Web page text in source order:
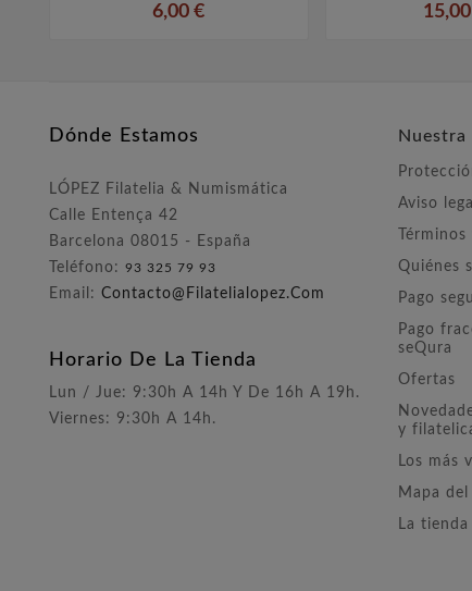
6,00 €
Dónde Estamos
LÓPEZ Filatelia & Numismática
Calle Entença 42
Barcelona 08015 - España
Teléfono: 93 325 79 93
Email: Contacto@filatelialopez.com
Horario De La Tienda
Lun / Jue: 9:30h A 14h Y De 16h A 19h.
Viernes: 9:30h A 14h.
Nuestra
Aviso legal
Quiénes
Pago
Pago
seQura
Ofertas
y
Los más
Mapa del
La tienda